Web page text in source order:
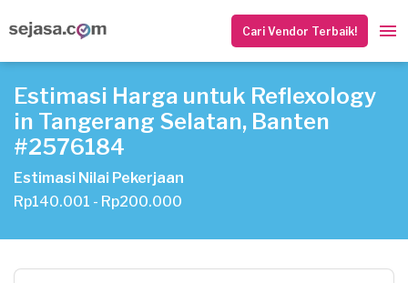
Cari Vendor Terbaik!
Estimasi Harga untuk Reflexology
in Tangerang Selatan, Banten
#2576184
Estimasi Nilai Pekerjaan
Rp140.001 - Rp200.000